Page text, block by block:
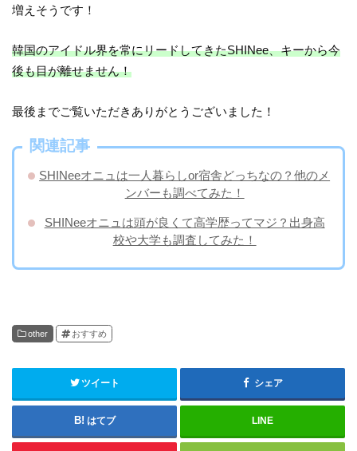
増えそうです！
韓国のアイドル界を常にリードしてきたSHINee、キーから今
後も目が離せません！
最後までご覧いただきありがとうございました！
関連記事
​SHINeeオニュは一人暮らしor宿舎どっちなの？他のメ
ンバーも調べてみた！
SHINeeオニュは頭が良くて高学歴ってマジ？出身高
校や大学も調査してみた！
other おすすめ
ツイート シェア
はてブ LINE